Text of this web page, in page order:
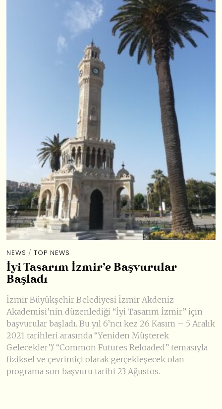
NEWS / TOP NEWS
İyi Tasarım İzmir’e Başvurular
Başladı
İzmir Büyükşehir Belediyesi İzmir Akdeniz
Akademisi’nin düzenlediği “İyi Tasarım İzmir” için
başvurular başladı. Bu yıl 6’ncı kez 26 Kasım – 5 Aralık
2021 tarihleri arasında “Yeniden Müşterek
Gelecekler”/ “Common Futures Reloaded” temasıyla
fiziksel ve çevrimiçi olarak gerçekleşecek olan
programa son başvuru tarihi 23 Ağustos.